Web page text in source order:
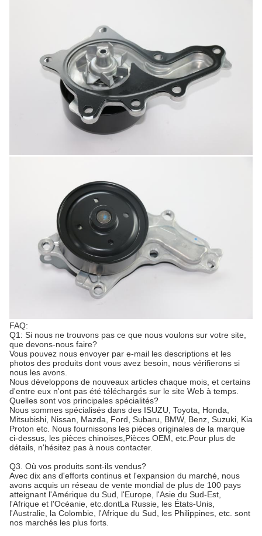
FAQ:
Q1: Si nous ne trouvons pas ce que nous voulons sur votre site,
que devons-nous faire?
Vous pouvez nous envoyer par e-mail les descriptions et les
photos des produits dont vous avez besoin, nous vérifierons si
nous les avons.
Nous développons de nouveaux articles chaque mois, et certains
d'entre eux n'ont pas été téléchargés sur le site Web à temps.
Quelles sont vos principales spécialités?
Nous sommes spécialisés dans des ISUZU, Toyota, Honda,
Mitsubishi, Nissan, Mazda, Ford, Subaru, BMW, Benz, Suzuki, Kia
Proton etc. Nous fournissons les pièces originales de la marque
ci-dessus, les pièces chinoises,Pièces OEM, etc.Pour plus de
détails, n'hésitez pas à nous contacter.
Q3. Où vos produits sont-ils vendus?
Avec dix ans d'efforts continus et l'expansion du marché, nous
avons acquis un réseau de vente mondial de plus de 100 pays
atteignant l'Amérique du Sud, l'Europe, l'Asie du Sud-Est,
l'Afrique et l'Océanie, etc.dontLa Russie, les États-Unis,
l'Australie, la Colombie, l'Afrique du Sud, les Philippines, etc. sont
nos marchés les plus forts.